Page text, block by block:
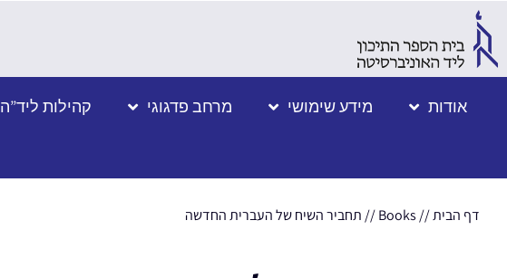
אודות מידע שימושי מרחב פדגוגי קהילות ליד”ה
דף הבית//
Books
// תחביר השיח של העברית החדשה